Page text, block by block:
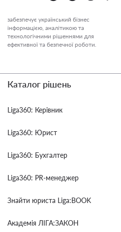
забезпечує український бізнес
інформацією, аналітикою та
технологічними рішеннями для
ефективної та безпечної роботи.
Каталог рішень
Liga360: Керівник
Liga360: Юрист
Liga360: Бухгалтер
Liga360: PR-менеджер
Знайти юриста Liga:BOOK
Академія ЛІГА:ЗАКОН